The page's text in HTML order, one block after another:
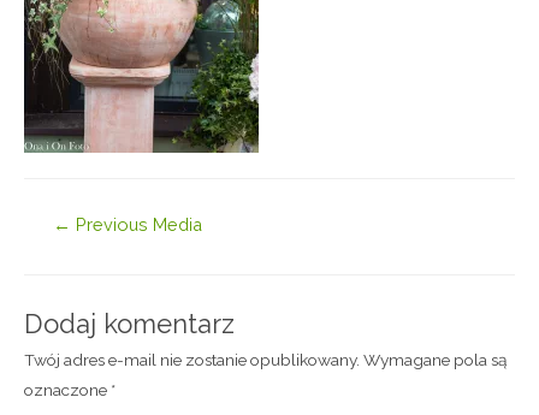
← Previous Media
Dodaj komentarz
Twój adres e-mail nie zostanie opublikowany. Wymagane pola są
oznaczone *